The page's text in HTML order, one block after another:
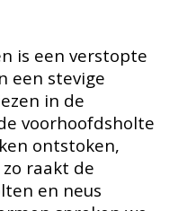
is een verstopte
een stevige
in de
voorhoofdsholte
ontstoken,
raakt de
en neus